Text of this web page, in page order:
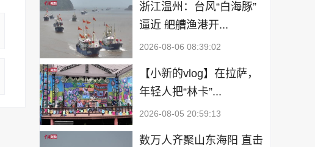
浙江温州：台风“白海豚”
逼近 舥艚渔港开...
2026-08-06 08:39:02
【小新的vlog】在拉萨，
年轻人把“林卡”...
2026-08-05 20:59:13
数万人齐聚山东海阳 直击